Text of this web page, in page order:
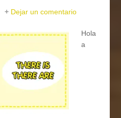
Dejar un comentario
Hola
a